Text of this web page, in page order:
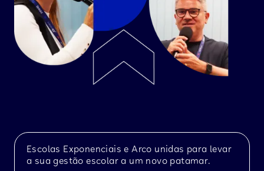
Escolas Exponenciais e Arco unidas para levar
a sua gestão escolar a um novo patamar.